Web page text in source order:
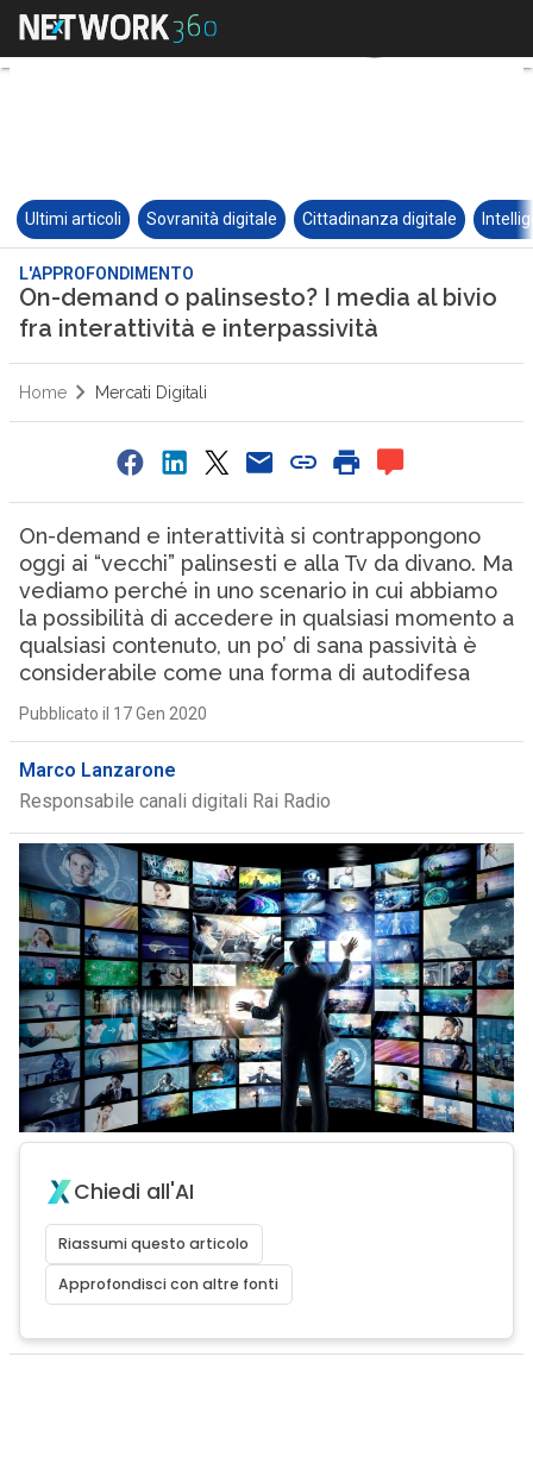
Ultimi articoli Sovranità digitale Cittadinanza digitale
L'APPROFONDIMENTO
On-demand o palinsesto? I media al bivio
fra interattività e interpassività
Home Mercati Digitali
On-demand e interattività si contrappongono
oggi ai “vecchi” palinsesti e alla Tv da divano. Ma
vediamo perché in uno scenario in cui abbiamo
la possibilità di accedere in qualsiasi momento a
qualsiasi contenuto, un po’ di sana passività è
considerabile come una forma di autodifesa
Pubblicato il 17 Gen 2020
Marco Lanzarone
Responsabile canali digitali Rai Radio
Chiedi all'AI
Riassumi questo articolo
Approfondisci con altre fonti